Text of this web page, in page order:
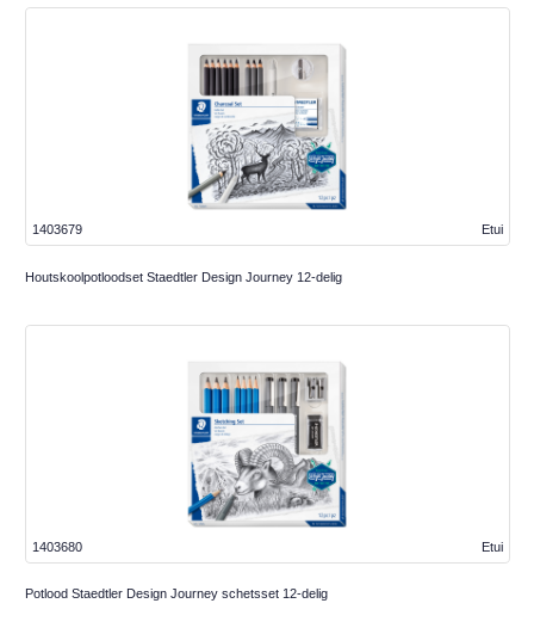
Etui
1403679
Houtskoolpotloodset Staedtler Design Journey 12-delig
Etui
1403680
Potlood Staedtler Design Journey schetsset 12-delig